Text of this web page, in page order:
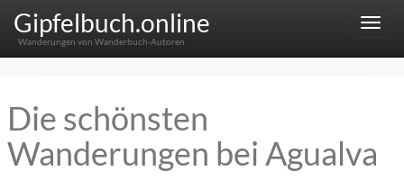
Menu
Gipfelbuch.online
Wanderungen von Wanderbuch-Autoren
Die schönsten
Wanderungen bei Agualva